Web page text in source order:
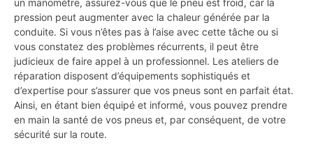
un manomètre, assurez-vous que le pneu est froid, car la
pression peut augmenter avec la chaleur générée par la
conduite. Si vous n’êtes pas à l’aise avec cette tâche ou si
vous constatez des problèmes récurrents, il peut être
judicieux de faire appel à un professionnel. Les ateliers de
réparation disposent d’équipements sophistiqués et
d’expertise pour s’assurer que vos pneus sont en parfait état.
Ainsi, en étant bien équipé et informé, vous pouvez prendre
en main la santé de vos pneus et, par conséquent, de votre
sécurité sur la route.